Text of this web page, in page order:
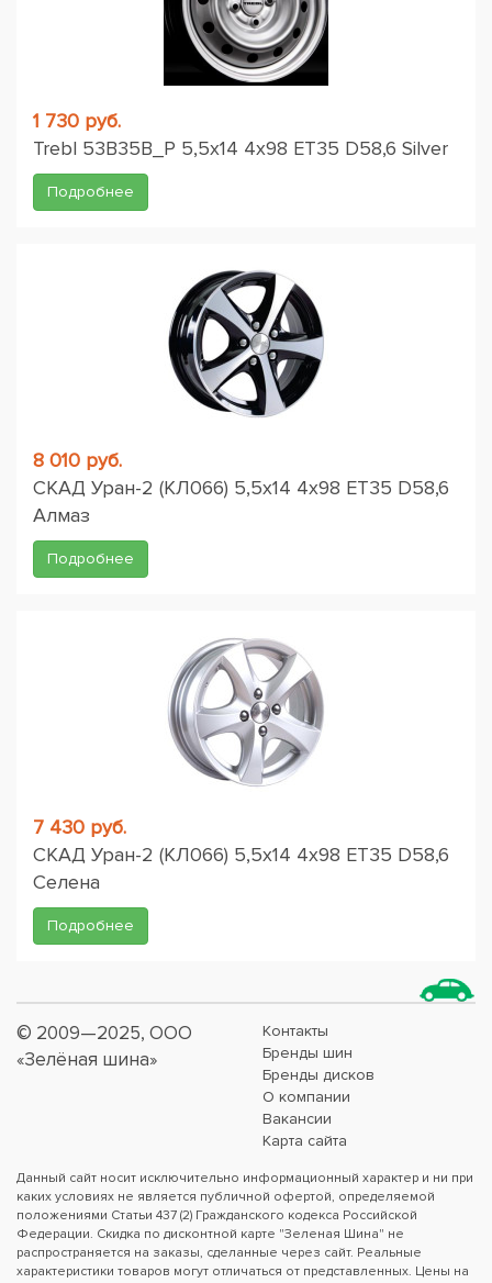
1 730 руб.
Trebl 53B35B_P 5,5x14 4x98 ET35 D58,6 Silver
Подробнее
8 010 руб.
СКАД Уран-2 (КЛ066) 5,5x14 4x98 ET35 D58,6
Алмаз
Подробнее
7 430 руб.
СКАД Уран-2 (КЛ066) 5,5x14 4x98 ET35 D58,6
Селена
Подробнее
© 2009—2025, ООО
«Зелёная шина»
Контакты
Бренды шин
Бренды дисков
О компании
Вакансии
Карта сайта
Данный сайт носит исключительно информационный характер и ни при
каких условиях не является публичной офертой, определяемой
положениями Статьи 437 (2) Гражданского кодекса Российской
Федерации. Скидка по дисконтной карте "Зеленая Шина" не
распространяется на заказы, сделанные через сайт. Реальные
характеристики товаров могут отличаться от представленных. Цены на